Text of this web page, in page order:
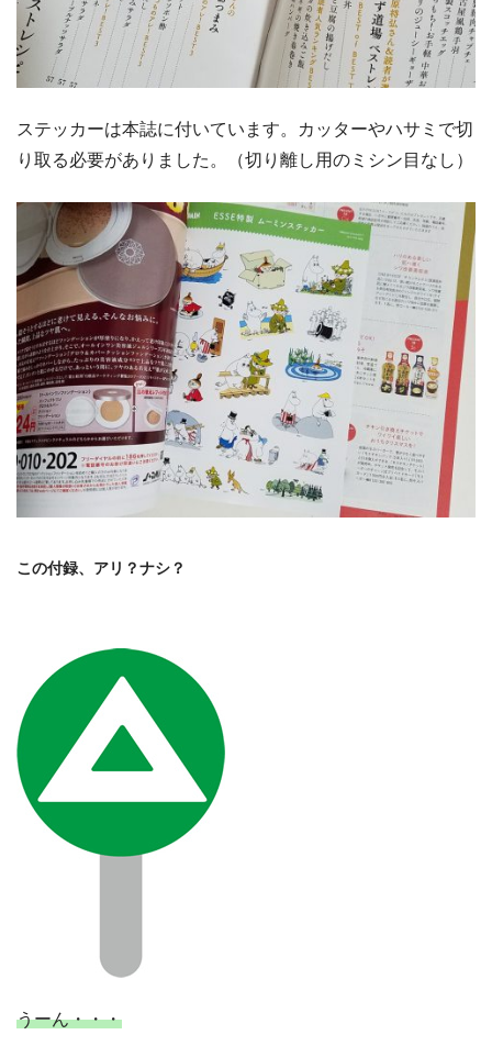
ステッカーは本誌に付いています。カッターやハサミで切
り取る必要がありました。（切り離し用のミシン目なし）
この付録、アリ？ナシ？
うーん・・・